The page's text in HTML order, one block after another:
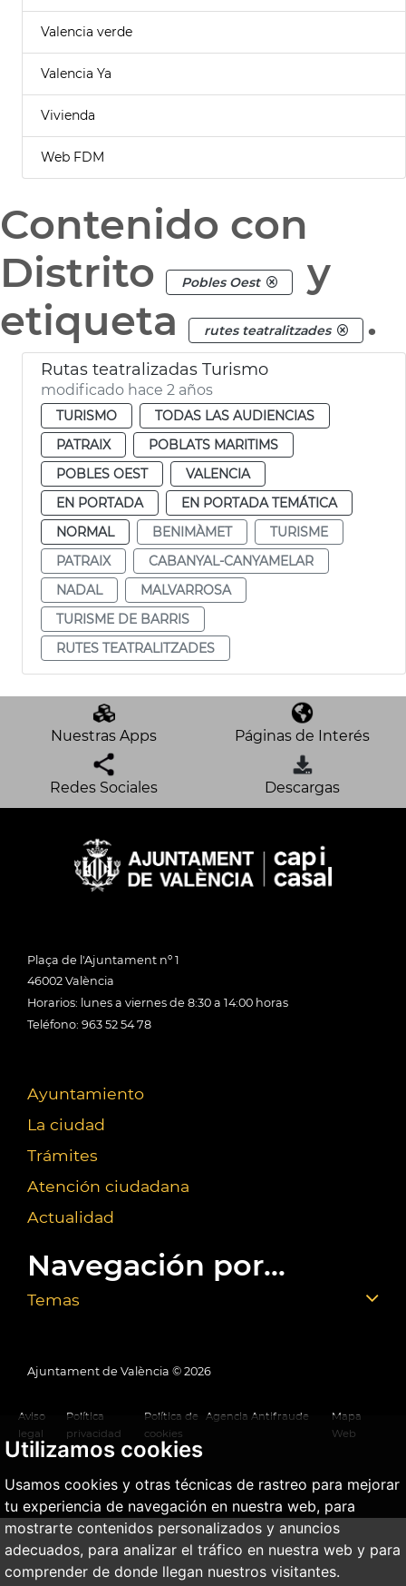
Utilizamos cookies
Usamos cookies y otras técnicas de rastreo para mejorar
tu experiencia de navegación en nuestra web, para
mostrarte contenidos personalizados y anuncios
adecuados, para analizar el tráfico en nuestra web y para
comprender de donde llegan nuestros visitantes.
Valencia verde
Valencia Ya
Vivienda
Web FDM
Contenido con
Distrito
Pobles Oest
y
etiqueta
rutes teatralitzades .
Rutas teatralizadas Turismo
modificado hace 2 años
TURISMO
TODAS LAS AUDIENCIAS
PATRAIX
POBLATS MARITIMS
POBLES OEST
VALENCIA
EN PORTADA
EN PORTADA TEMÁTICA
NORMAL
BENIMÀMET
TURISME
PATRAIX
CABANYAL-CANYAMELAR
NADAL
MALVARROSA
TURISME DE BARRIS
RUTES TEATRALITZADES
Nuestras Apps Páginas de Interés
Redes Sociales Descargas
Plaça de l'Ajuntament nº 1
46002 València
Horarios: lunes a viernes de 8:30 a 14:00 horas
Teléfono: 963 52 54 78
Ayuntamiento
La ciudad
Trámites
Atención ciudadana
Actualidad
Navegación por...
Temas
Ajuntament de València © 2026
Aviso
legal
Política
privacidad
Política de
cookies
Agencia Antifraude
Mapa
Web